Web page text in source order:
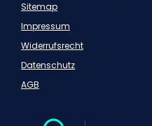
Sitemap
Impressum
Widerrufsrecht
Datenschutz
AGB